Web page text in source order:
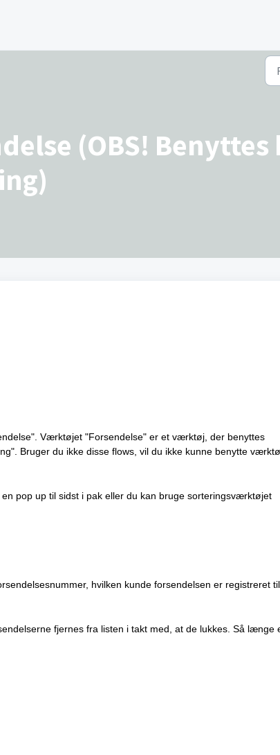
(OBS! Benyttes
Værktøjet "Forsendelse" er et værktøj, der benyttes
Bruger du ikke disse flows, vil du ikke kunne benytte
pop up til sidst i pak eller du kan bruge sorteringsværktøjet
hvilken kunde forsendelsen er registreret
fjernes fra listen i takt med, at de lukkes. Så længe